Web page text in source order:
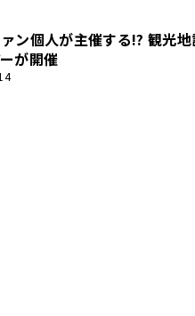
ン個人が主催する!? 観光地
が開催